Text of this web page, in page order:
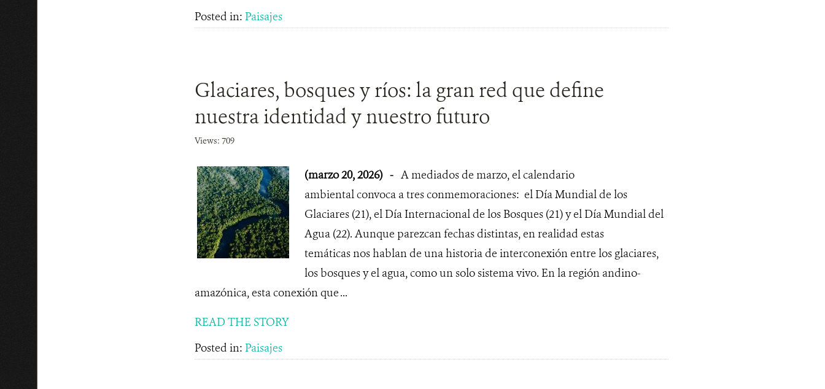
Posted in: Paisajes
Glaciares, bosques y ríos: la gran red que define
nuestra identidad y nuestro futuro
Views: 709
(marzo 20, 2026) - A mediados de marzo, el calendario
ambiental convoca a tres conmemoraciones: el Día Mundial de los
Glaciares (21), el Día Internacional de los Bosques (21) y el Día Mundial del
Agua (22). Aunque parezcan fechas distintas, en realidad estas
temáticas nos hablan de una historia de interconexión entre los glaciares,
los bosques y el agua, como un solo sistema vivo. En la región andino-
amazónica, esta conexión que ...
READ THE STORY
Posted in: Paisajes